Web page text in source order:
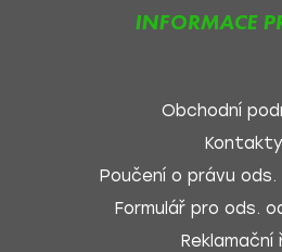
INFORMACE
Obchodní
Kontakty
Poučení o právu ods.
Formulář pro ods.
Reklamační